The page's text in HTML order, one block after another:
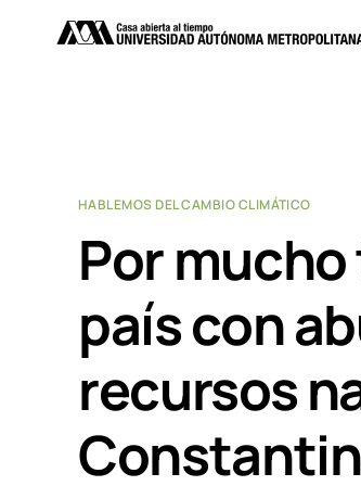
HABLEMOS DEL CAMBIO CLIMÁTICO
Por
país con
recursos